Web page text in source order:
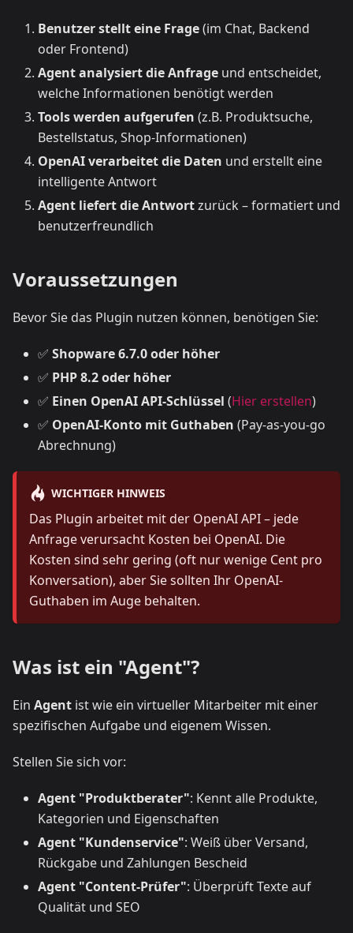
Benutzer stellt eine Frage(im Chat, Backend
oder Frontend)
Agent analysiert die Anfrage und entscheidet,
welche Informationen benötigt werden
Tools werden aufgerufen (z.B. Produktsuche,
Bestellstatus, Shop-Informationen)
OpenAI verarbeitet die Daten und erstellt eine
intelligente Antwort
Agent liefert die Antwortzurück – formatiert und
benutzerfreundlich
Voraussetzungen
Bevor Sie das Plugin nutzen können, benötigen Sie:
✅ Shopware 6.7.0 oder höher
✅ PHP 8.2 oder höher
✅ Einen OpenAI API-Schlüssel (Hier erstellen)
✅ OpenAI-Konto mit Guthaben (Pay-as-you-go
Abrechnung)
WICHTIGER HINWEIS
Das Plugin arbeitet mit der OpenAI API – jede
Anfrage verursacht Kosten bei OpenAI. Die
Kosten sind sehr gering (oft nur wenige Cent pro
Konversation), aber Sie sollten Ihr OpenAI-
Guthaben im Auge behalten.
Was ist ein "Agent"?
Ein Agent ist wie ein virtueller Mitarbeiter mit einer
spezifischen Aufgabe und eigenem Wissen.
Stellen Sie sich vor:
Agent "Produktberater": Kennt alle Produkte,
Kategorien und Eigenschaften
Agent "Kundenservice": Weiß über Versand,
Rückgabe und Zahlungen Bescheid
Agent "Content-Prüfer": Überprüft Texte auf
Qualität und SEO